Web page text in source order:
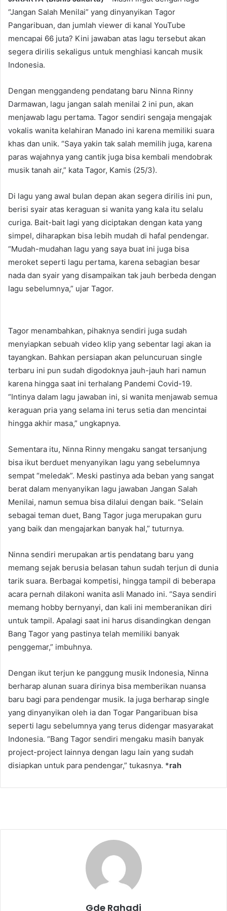
“Jangan Salah Menilai” yang dinyanyikan Tagor
Pangaribuan, dan jumlah viewer di kanal YouTube
mencapai 66 juta? Kini jawaban atas lagu tersebut akan
segera dirilis sekaligus untuk menghiasi kancah musik
Indonesia.
Dengan menggandeng pendatang baru Ninna Rinny
Darmawan, lagu jangan salah menilai 2 ini pun, akan
menjawab lagu pertama. Tagor sendiri sengaja mengajak
vokalis wanita kelahiran Manado ini karena memiliki suara
khas dan unik. “Saya yakin tak salah memilih juga, karena
paras wajahnya yang cantik juga bisa kembali mendobrak
musik tanah air,” kata Tagor, Kamis (25/3).
Di lagu yang awal bulan depan akan segera dirilis ini pun,
berisi syair atas keraguan si wanita yang kala itu selalu
curiga. Bait-bait lagi yang diciptakan dengan kata yang
simpel, diharapkan bisa lebih mudah di hafal pendengar.
“Mudah-mudahan lagu yang saya buat ini juga bisa
meroket seperti lagu pertama, karena sebagian besar
nada dan syair yang disampaikan tak jauh berbeda dengan
lagu sebelumnya,” ujar Tagor.
Tagor menambahkan, pihaknya sendiri juga sudah
menyiapkan sebuah video klip yang sebentar lagi akan ia
tayangkan. Bahkan persiapan akan peluncuruan single
terbaru ini pun sudah digodoknya jauh-jauh hari namun
karena hingga saat ini terhalang Pandemi Covid-19.
“Intinya dalam lagu jawaban ini, si wanita menjawab semua
keraguan pria yang selama ini terus setia dan mencintai
hingga akhir masa,” ungkapnya.
Sementara itu, Ninna Rinny mengaku sangat tersanjung
bisa ikut berduet menyanyikan lagu yang sebelumnya
sempat “meledak”. Meski pastinya ada beban yang sangat
berat dalam menyanyikan lagu jawaban Jangan Salah
Menilai, namun semua bisa dilalui dengan baik. “Selain
sebagai teman duet, Bang Tagor juga merupakan guru
yang baik dan mengajarkan banyak hal,” tuturnya.
Ninna sendiri merupakan artis pendatang baru yang
memang sejak berusia belasan tahun sudah terjun di dunia
tarik suara. Berbagai kompetisi, hingga tampil di beberapa
acara pernah dilakoni wanita asli Manado ini. “Saya sendiri
memang hobby bernyanyi, dan kali ini memberanikan diri
untuk tampil. Apalagi saat ini harus disandingkan dengan
Bang Tagor yang pastinya telah memiliki banyak
penggemar,” imbuhnya.
Dengan ikut terjun ke panggung musik Indonesia, Ninna
berharap alunan suara dirinya bisa memberikan nuansa
baru bagi para pendengar musik. Ia juga berharap single
yang dinyanyikan oleh ia dan Togar Pangaribuan bisa
seperti lagu sebelumnya yang terus didengar masyarakat
Indonesia. “Bang Tagor sendiri mengaku masih banyak
project-project lainnya dengan lagu lain yang sudah
disiapkan untuk para pendengar,” tukasnya. *rah
Gde Rahadi